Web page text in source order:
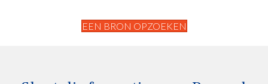
EEN BRON OPZOEKEN